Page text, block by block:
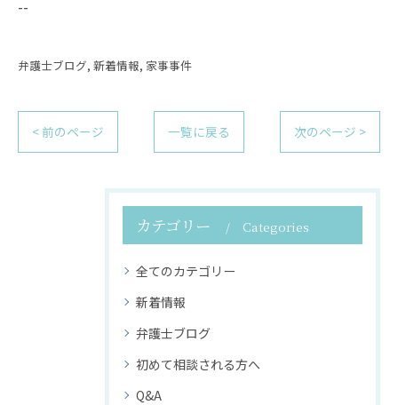
--
弁護士ブログ 新着情報 家事事件
< 前のページ 一覧に戻る 次のページ >
カテゴリー Categories
全てのカテゴリー
新着情報
弁護士ブログ
初めて相談される方へ
Q&A